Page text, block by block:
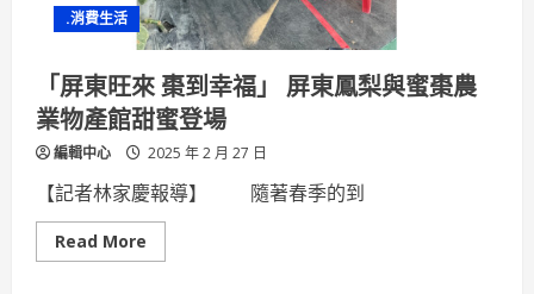
.消費生活
「屏東旺來 棗到幸福」 屏東鳳梨與蜜棗農
業物產館甜蜜登場
編輯中心 2025 年 2 月 27 日
【記者林家慶報導】 隨著春季的到
Read More
more